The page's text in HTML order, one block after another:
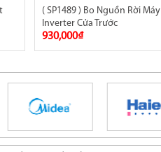
( SP1489 ) Bo Nguồn Rời Máy
Inverter Cửa Trước
930,000₫